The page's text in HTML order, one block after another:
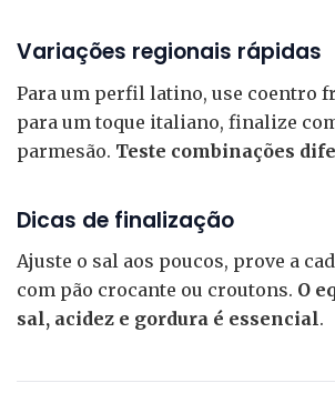
Variações regionais rápidas
Para um perfil latino, use coentro
para um toque italiano, finalize
parmesão. Teste combinações
Dicas de finalização
Ajuste o sal aos poucos, prove a
com pão crocante ou croutons. O
sal, acidez e gordura é essencial.